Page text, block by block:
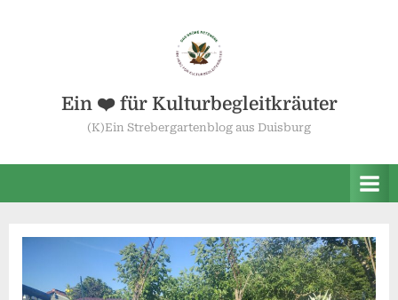
Ein ❤️ für Kulturbegleitkräuter
(K)Ein Strebergartenblog aus Duisburg